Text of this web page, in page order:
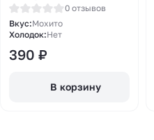
13мл
0 отзывов
Вкус:Мохито
Холодок:Нет
390 ₽
В корзину